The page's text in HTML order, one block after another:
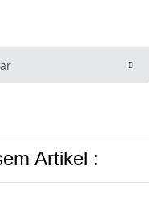
Artikel :